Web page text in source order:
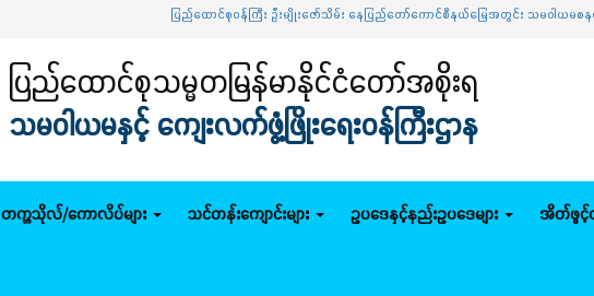
ပြည်ထောင်စုဝန်ကြီး ဦးမျိုးဇော်သိမ်း နေပြည်တော်ကောင်စီနယ်မြေအတွင်း သမဝါယမစနစ် စိုက်ပျိုး
ပြည်ထောင်စုသမ္မတမြန်မာနိုင်ငံတော်အစိုးရ
သမဝါယမနှင့် ကျေးလက်ဖွံ့ဖြိုးရေးဝန်ကြီးဌာန
တက္ကသိုလ်/ကောလိပ်များ သင်တန်းကျောင်းများ ဥပဒေနှင့်နည်းဥပဒေများ အိတ်ဖွင့်တ